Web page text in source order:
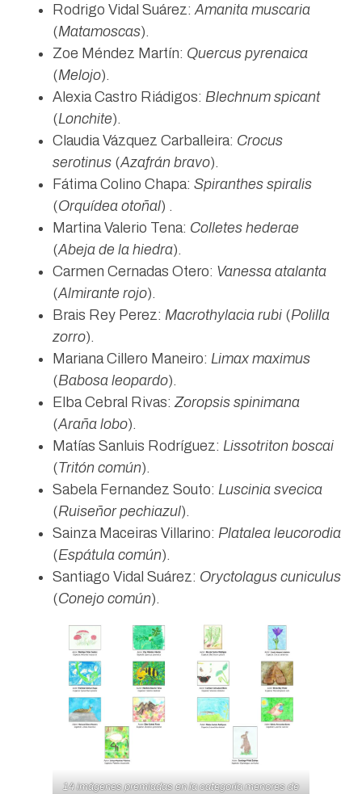
Rodrigo Vidal Suárez:Amanita muscaria
(Matamoscas).
Zoe Méndez Martín: Quercus pyrenaica
(Melojo).
Alexia Castro Riádigos: Blechnum spicant
(Lonchite).
Claudia Vázquez Carballeira: Crocus
serotinus (Azafrán bravo).
Fátima Colino Chapa: Spiranthes spiralis
(Orquídea otoñal) .
Martina Valerio Tena: Colletes hederae
(Abeja de la hiedra).
Carmen Cernadas Otero: Vanessa atalanta
(Almirante rojo).
Brais Rey Perez: Macrothylacia rubi (Polilla
zorro).
Mariana Cillero Maneiro: Limax maximus
(Babosa leopardo).
Elba Cebral Rivas:Zoropsis spinimana
(Araña lobo).
Matías Sanluis Rodríguez: Lissotriton boscai
(Tritón común).
Sabela Fernandez Souto: Luscinia svecica
(Ruiseñor pechiazul).
Sainza Maceiras Villarino: Platalea leucorodia
(Espátula común).
Santiago Vidal Suárez: Oryctolagus cuniculus
(Conejo común).
14 imágenes premiadas en la categoría menores de